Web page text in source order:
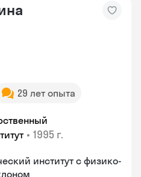
29 лет опыта
• 1995 г.
институт с физико-